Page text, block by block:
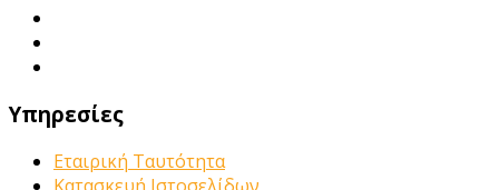
Υπηρεσίες
Εταιρική Ταυτότητα